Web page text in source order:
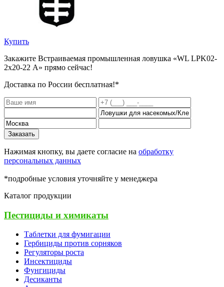
Купить
Закажите Встраиваемая промышленная ловушка «WL LPK02-
2x20-22 А» прямо сейчас!
Доставка по России бесплатная!*
Заказать
Нажимая кнопку, вы даете согласие на обработку
персональных данных
*подробные условия уточняйте у менеджера
Каталог продукции
Пестициды и химикаты
Таблетки для фумигации
Гербициды против сорняков
Регуляторы роста
Инсектициды
Фунгициды
Десиканты